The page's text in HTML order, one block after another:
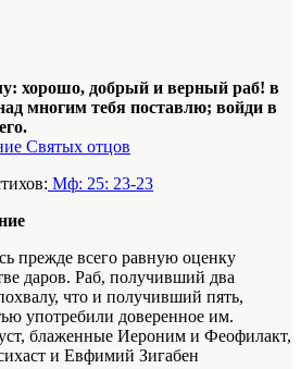
хорошо, добрый и верный раб! в
многим тебя поставлю; войди в
Святых отцов
Мф: 25: 23-23
прежде всего равную оценку
даров. Раб, получивший два
что и получивший пять,
употребили доверенное им.
блаженные Иероним и Феофилакт,
и Евфимий Зигабен